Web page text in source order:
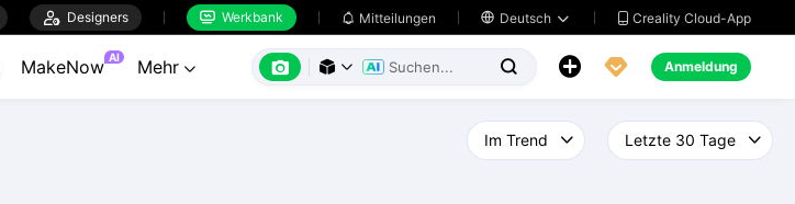
 Designers  Werkbank  Mitteilungen  Deutsch   Creality Cloud-App
MakeNow AI Mehr        Anmeldung